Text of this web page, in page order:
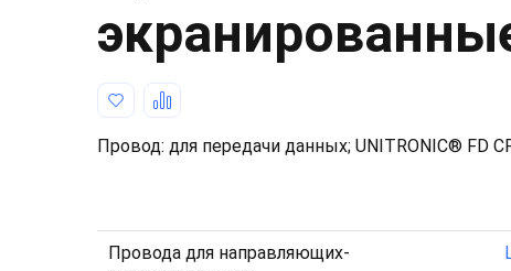
Провод: для передачи данных; UNITRONIC® FD
Провода для направляющих-